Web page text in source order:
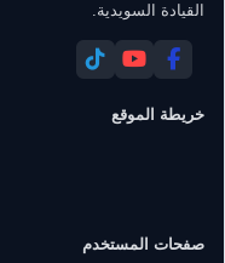
القيادة السويدية.
خريطة الموقع
صفحات المستخدم